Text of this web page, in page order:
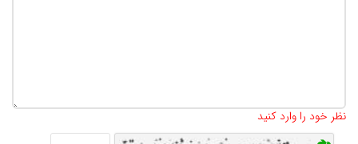
نظر خود را وارد کنید